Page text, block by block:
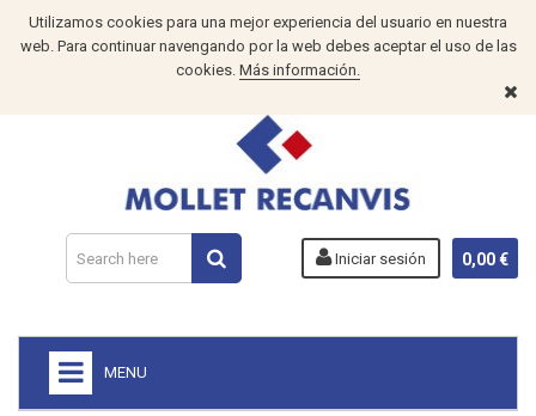
Utilizamos cookies para una mejor experiencia del usuario en nuestra
web. Para continuar navengando por la web debes aceptar el uso de las
cookies. Más información.
0,00 €
Iniciar sesión
MENU